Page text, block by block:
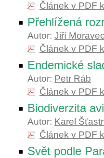
Článek v PDF
Přehlížená
Autor: Jiří Moravec
Článek v PDF
Endemické
Autor: Petr Ráb
Článek v PDF
Biodiverzita
Autor: Karel
Článek v PDF
Svět podle